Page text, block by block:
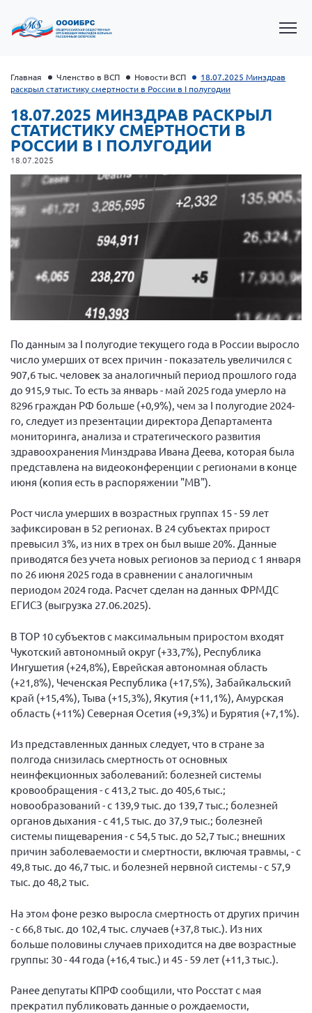
Президент Власов Я.В.
Первый вице-президент Кичигина Н. Ф.
Генеральный директор Матвиевская О.В.
Вице-президент Зрячева Н.В.
Вице-президент Шишлянников Ф.В.
Информационная служба
Отдел международных отношений
Вице-президент Черненко Д.Е.
Вице-президент Валюх М.В.
Вице-президент Чернова А.В.
Вице-президент Цикорин И.В.
Вице-президент Груба Л.В.
Конференция ОООИБРС 2026
Конференция ОООИБРС 2025
Экспертный совет ОООИБРС 2025
Конференция ОООИБРС 2024
Конференция ОООИБРС 2023
Конференция ОООИБРС 2022
Конференция ОООИБРС 2021
Конференция ВСЭ 2021
Конференция ОООИБРС 2020
Документы съездов
Первый съезд
Второй съезд
Третий съезд
Четвертый съезд
Пятый съезд
Шестой съезд
ОФ «Фонд содействия больным рассеянным
склерозом»
Новости: Казахстан
Письма и официальные ответы
Нормативно-правовые документы
Публичные отчеты
Главная Членство в ВСП Новости ВСП
18.07.2025 Минздрав
раскрыл статистику смертности в России в I полугодии
18.07.2025 МИНЗДРАВ РАСКРЫЛ
СТАТИСТИКУ СМЕРТНОСТИ В
РОССИИ В I ПОЛУГОДИИ
18.07.2025
По данным за I полугодие текущего года в России выросло
число умерших от всех причин - показатель увеличился с
907,6 тыс. человек за аналогичный период прошлого года
до 915,9 тыс. То есть за январь - май 2025 года умерло на
8296 граждан РФ больше (+0,9%), чем за I полугодие 2024-
го, следует из презентации директора Департамента
мониторинга, анализа и стратегического развития
здравоохранения Минздрава Ивана Деева, которая была
представлена на видеоконференции с регионами в конце
июня (копия есть в распоряжении "МВ").
Рост числа умерших в возрастных группах 15 - 59 лет
зафиксирован в 52 регионах. В 24 субъектах прирост
превысил 3%, из них в трех он был выше 20%. Данные
приводятся без учета новых регионов за период с 1 января
по 26 июня 2025 года в сравнении с аналогичным
периодом 2024 года. Расчет сделан на данных ФРМДС
ЕГИСЗ (выгрузка 27.06.2025).
В TOP 10 субъектов с максимальным приростом входят
Чукотский автономный округ (+33,7%), Республика
Ингушетия (+24,8%), Еврейская автономная область
(+21,8%), Чеченская Республика (+17,5%), Забайкальский
край (+15,4%), Тыва (+15,3%), Якутия (+11,1%), Амурская
область (+11%) Северная Осетия (+9,3%) и Бурятия (+7,1%).
Из представленных данных следует, что в стране за
полгода снизилась смертность от основных
неинфекционных заболеваний: болезней системы
кровообращения - с 413,2 тыс. до 405,6 тыс.;
новообразований - с 139,9 тыс. до 139,7 тыс.; болезней
органов дыхания - с 41,5 тыс. до 37,9 тыс.; болезней
системы пищеварения - с 54,5 тыс. до 52,7 тыс.; внешних
причин заболеваемости и смертности, включая травмы, - с
49,8 тыс. до 46,7 тыс. и болезней нервной системы - с 57,9
тыс. до 48,2 тыс.
На этом фоне резко выросла смертность от других причин
- с 66,8 тыс. до 102,4 тыс. случаев (+37,8 тыс.). Из них
больше половины случаев приходится на две возрастные
группы: 30 - 44 года (+16,4 тыс.) и 45 - 59 лет (+11,3 тыс.).
Ранее депутаты КПРФ сообщили, что Росстат с мая
прекратил публиковать данные о рождаемости,